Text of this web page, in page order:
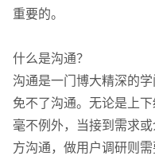
重要的。
什么是沟通？
沟通是一门博大精深的
免不了沟通。无论是上
毫不例外，当接到需求
方沟通，做用户调研则
请输入您的